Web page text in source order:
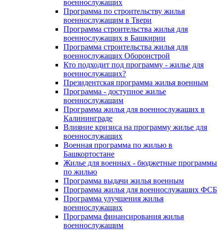
военнослужащих
Программа по строительству жилья
военнослужащим в Твери
Программа строительства жилья для
военнослужащих в Башкирии
Программа строительства жилья для
военнослужащих Оборонстрой
Кто подходит под программу - жилье для
военнослужащих?
Президентская программа жилья военным
Программа - доступное жилье
военнослужащим
Программа жилья для военнослужащих в
Калининграде
Влияние кризиса на программу жилье для
военнослужащих
Военная программа по жилью в
Башкортостане
Жилье для военных - бюджетные программы
по жилью
Программа выдачи жилья военным
Программа жилья для военнослужащих ФСБ
Программа улучшения жилья
военнослужащих
Программа финансирования жилья
военнослужащим